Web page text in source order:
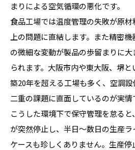
まりによる空気循環の悪化です。
食品工場では温度管理の失敗が原
上の問題に直結します。また精密
の微細な変動が製品の歩留まりに
られます。大阪市内や東大阪、堺と
築20年を超える工場も多く、空調
二重の課題に直面しているのが実情
こうした環境下で保守管理を怠る
が突然停止し、半日〜数日の生産
ケースも珍しくありません。生産